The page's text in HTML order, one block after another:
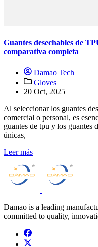
Guantes desechables de
comparativa completa
Damao Tech
Gloves
20 Oct, 2025
Al seleccionar los guantes
comercial o personal, es
guantes de tpu y los guantes
únicas,
Leer más
Damao is a leading
committed to quality,
facebook
x